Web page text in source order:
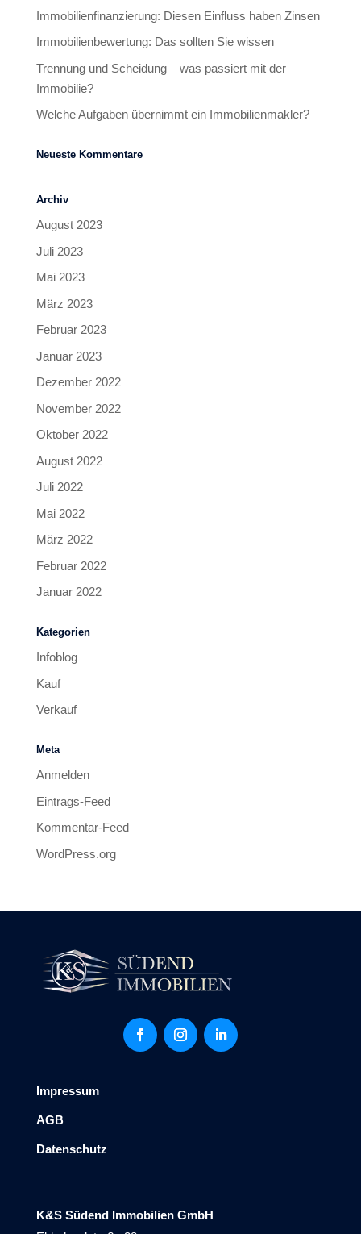
Immobilienfinanzierung: Diesen Einfluss haben Zinsen
Immobilienbewertung: Das sollten Sie wissen
Trennung und Scheidung – was passiert mit der
Immobilie?
Welche Aufgaben übernimmt ein Immobilienmakler?
Neueste Kommentare
Archiv
August 2023
Juli 2023
Mai 2023
März 2023
Februar 2023
Januar 2023
Dezember 2022
November 2022
Oktober 2022
August 2022
Juli 2022
Mai 2022
März 2022
Februar 2022
Januar 2022
Kategorien
Infoblog
Kauf
Verkauf
Meta
Anmelden
Eintrags-Feed
Kommentar-Feed
WordPress.org
Impressum
AGB
Datenschutz
K&S Südend Immobilien GmbH